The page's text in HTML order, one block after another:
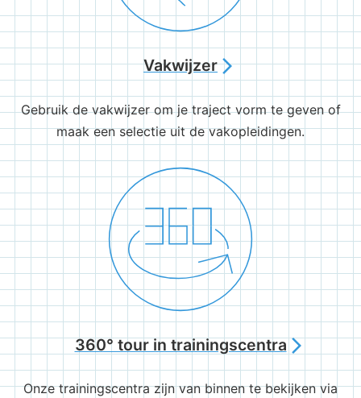
Vakwijzerarrow_forward_ios
Gebruik de vakwijzer om je traject vorm te geven of
maak een selectie uit de vakopleidingen.
360° tour in trainingscentra arrow_forward_ios
Onze trainingscentra zijn van binnen te bekijken via